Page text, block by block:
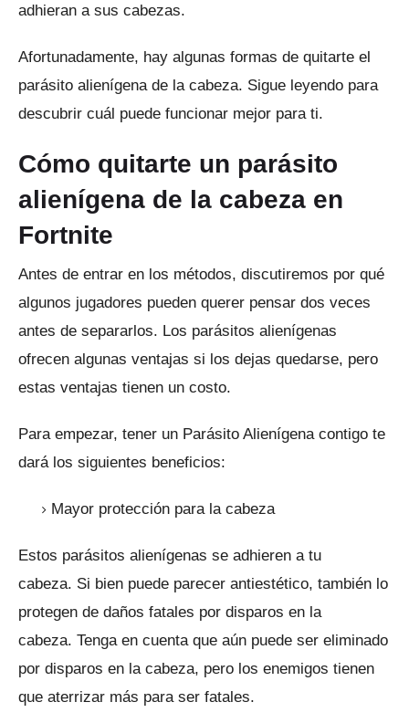
adhieran a sus cabezas.
Afortunadamente, hay algunas formas de quitarte el
parásito alienígena de la cabeza. Sigue leyendo para
descubrir cuál puede funcionar mejor para ti.
Cómo quitarte un parásito
alienígena de la cabeza en
Fortnite
Antes de entrar en los métodos, discutiremos por qué
algunos jugadores pueden querer pensar dos veces
antes de separarlos. Los parásitos alienígenas
ofrecen algunas ventajas si los dejas quedarse, pero
estas ventajas tienen un costo.
Para empezar, tener un Parásito Alienígena contigo te
dará los siguientes beneficios:
Mayor protección para la cabeza
Estos parásitos alienígenas se adhieren a tu
cabeza. Si bien puede parecer antiestético, también lo
protegen de daños fatales por disparos en la
cabeza. Tenga en cuenta que aún puede ser eliminado
por disparos en la cabeza, pero los enemigos tienen
que aterrizar más para ser fatales.